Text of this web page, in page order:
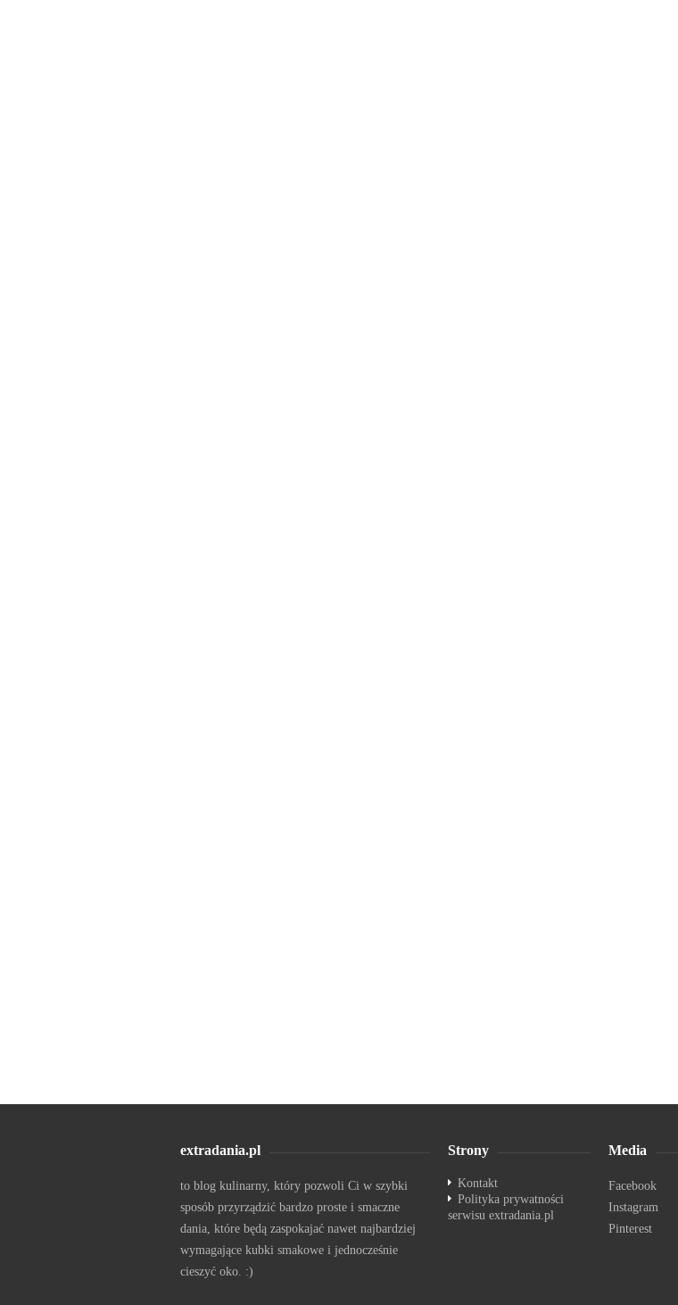
extradania.pl
to blog kulinarny, który pozwoli Ci w szybki
sposób przyrządzić bardzo proste i smaczne
dania, które będą zaspokajać nawet najbardziej
wymagające kubki smakowe i jednocześnie
cieszyć oko. :)
Strony
Kontakt
Polityka prywatności
serwisu extradania.pl
Media
Facebook
Instagram
Pinterest